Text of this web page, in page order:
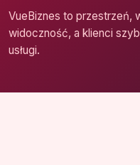
VueBiznes to przestrzeń,
widoczność, a klienci
usługi.